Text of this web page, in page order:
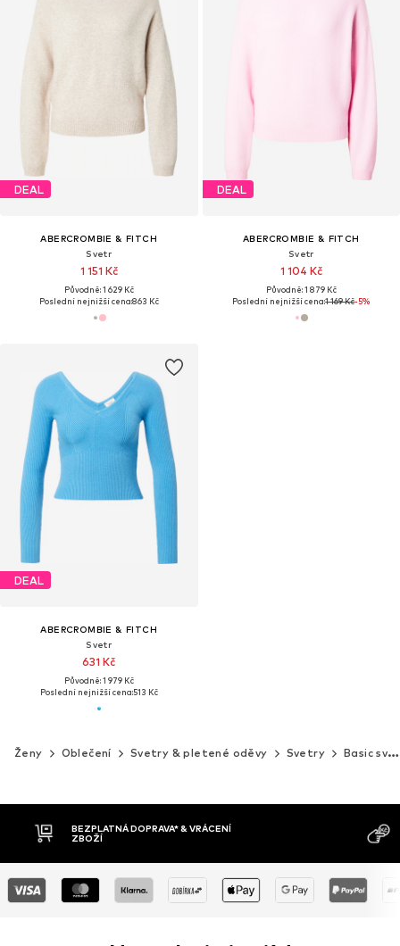
DEAL
ABERCROMBIE & FITCH
Svetr
1 151 Kč
Původně: 1 629 Kč
Poslední nejnižší cena:863 Kč
DEAL
ABERCROMBIE & FITCH
Svetr
1 104 Kč
Původně: 1 879 Kč
Poslední nejnižší cena:1 169 Kč-5%
DEAL
ABERCROMBIE & FITCH
Svetr
631 Kč
Původně: 1 979 Kč
Poslední nejnižší cena:513 Kč
Ženy Oblečení Svetry & pletené oděvy Svetry Basic svetry
DOBÍRKA
MOŽNOST